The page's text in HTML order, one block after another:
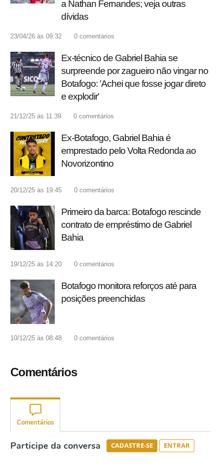
a Nathan Fernandes; veja outras
dívidas
23/04/26 às 09:32 0 comentários
Ex-técnico de Gabriel Bahia se
surpreende por zagueiro não vingar no
Botafogo: 'Achei que fosse jogar direto
e explodir'
21/12/25 às 11:39 0 comentários
Ex-Botafogo, Gabriel Bahia é
emprestado pelo Volta Redonda ao
Novorizontino
20/12/25 às 19:45 0 comentários
Primeiro da barca: Botafogo rescinde
contrato de empréstimo de Gabriel
Bahia
19/12/25 às 14:20 0 comentários
Botafogo monitora reforços até para
posições preenchidas
10/12/25 às 08:48 0 comentários
Comentários